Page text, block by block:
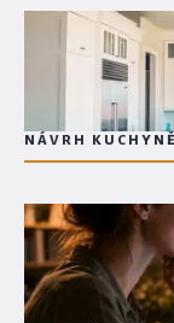
NÁVRH